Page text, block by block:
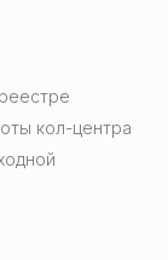
кол-центра